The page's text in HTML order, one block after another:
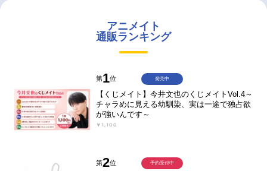
アニメイト
通販ランキング
第1位
【くじメイト】今井文也のくじメイトVol.4～
チャラめに見える幼馴染、実は一途で独占欲
が強いんです～
￥1,100
発売中
第2位 予約受付中